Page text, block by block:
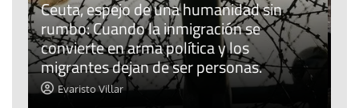
El cuidado de la creación Revista de Verano
El olor de la paz
Araceli Caballero